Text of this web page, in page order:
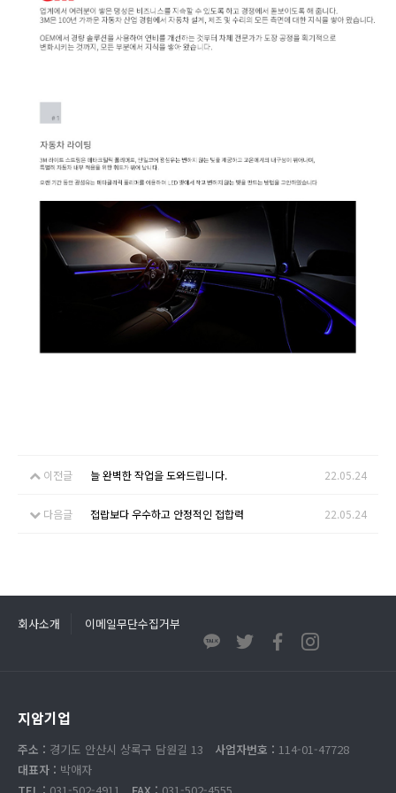
이전글 늘 완벽한 작업을 도와드립니다. 22.05.24
다음글 접랍보다 우수하고 안정적인 접합력 22.05.24
회사소개 이메일무단수집거부
지암기업
주소 : 경기도 안산시 상록구 담원길 13 사업자번호 : 114-01-47728
대표자 : 박애자